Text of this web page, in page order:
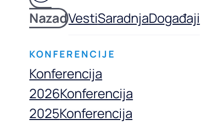
NazadVestiSaradnjaDogađaji
KONFERENCIJE
Konferencija
2026Konferencija
2025Konferencija